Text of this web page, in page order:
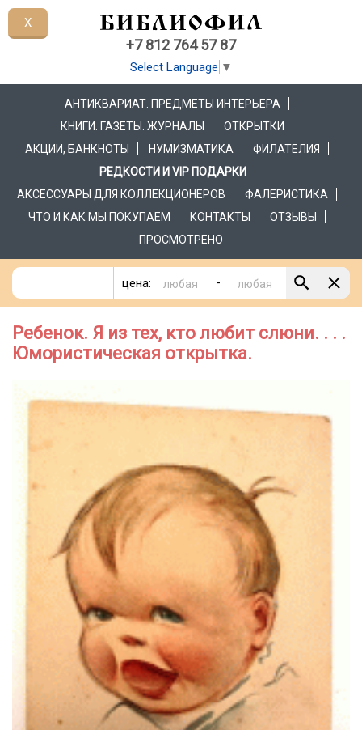
+7 812 764 57 87
Select Language ▼
АНТИКВАРИАТ. ПРЕДМЕТЫ ИНТЕРЬЕРА
КНИГИ. ГАЗЕТЫ. ЖУРНАЛЫ
ОТКРЫТКИ
АКЦИИ, БАНКНОТЫ
НУМИЗМАТИКА
ФИЛАТЕЛИЯ
РЕДКОСТИ И VIP ПОДАРКИ
АКСЕССУАРЫ ДЛЯ КОЛЛЕКЦИОНЕРОВ
ФАЛЕРИСТИКА
ЧТО И КАК МЫ ПОКУПАЕМ
КОНТАКТЫ
ОТЗЫВЫ
ПРОСМОТРЕНО
цена: -
Ребенок. Я из тех, кто любит слюни. . . .
Юмористическая открытка.
X